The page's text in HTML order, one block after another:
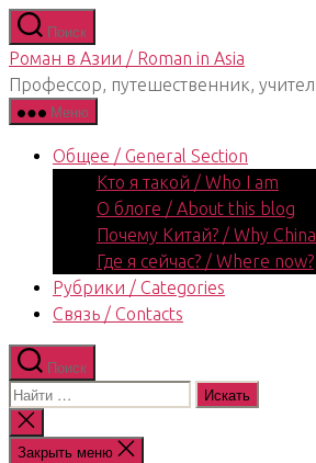
Перейти
к
содержимому
Поиск
Роман в Азии / Roman in Asia
Профессор, путешественник,
Меню
Общее / General Section
Кто я такой / Who I am
О блоге / About this blog
Почему Китай? / Why
Где я сейчас? / Where now?
Рубрики / Categories
Связь / Contacts
Поиск
Поиск:
Закрыть
поиск
Закрыть меню